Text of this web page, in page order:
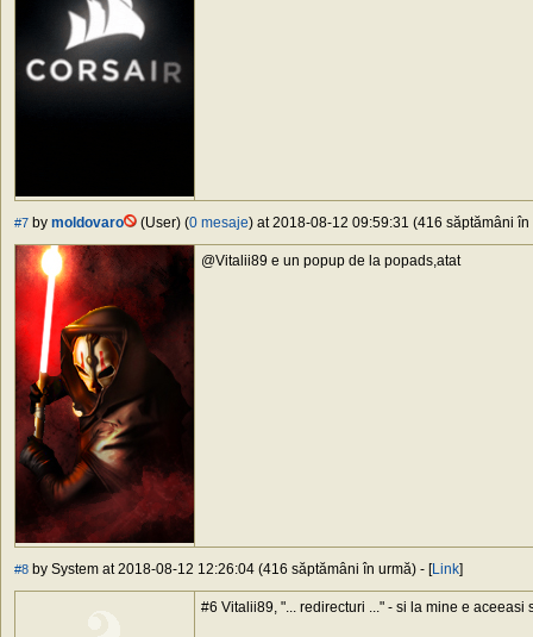
#7 by moldovaro (User) (0 mesaje) at 2018-08-12 09:59:31 (416 săptămâni în
@Vitalii89 e un popup de la popads,atat
#8 by System at 2018-08-12 12:26:04 (416 săptămâni în urmă) - [Link]
#6 Vitalii89, "... redirecturi ..." - si la mine e aceeasi